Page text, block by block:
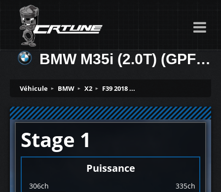
BMW M35i (2.0T) (GPF) 306ch
Véhicule BMW X2 F39 2018 ...
Stage 1
Puissance
306ch 335ch